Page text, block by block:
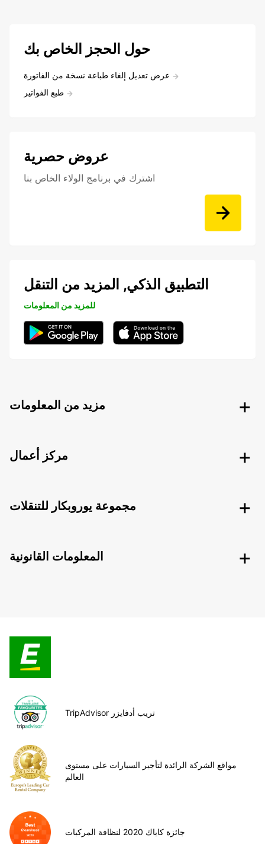
حول الحجز الخاص بك
عرض تعديل إلغاء طباعة نسخة من الفاتورة
طبع الفواتير
عروض حصرية
اشترك في برنامج الولاء الخاص بنا
التطبيق الذكي, المزيد من التنقل
للمزيد من المعلومات
مزيد من المعلومات
مركز أعمال
مجموعة يوروبكار للتنقلات
المعلومات القانونية
TripAdvisor تريب أدفايزر
مواقع الشركة الرائدة لتأجير السيارات على مستوى
العالم
جائزة كاياك 2020 لنظافة المركبات